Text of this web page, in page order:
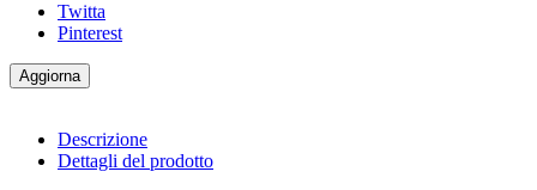
Twitta
Pinterest
Descrizione
Dettagli del prodotto